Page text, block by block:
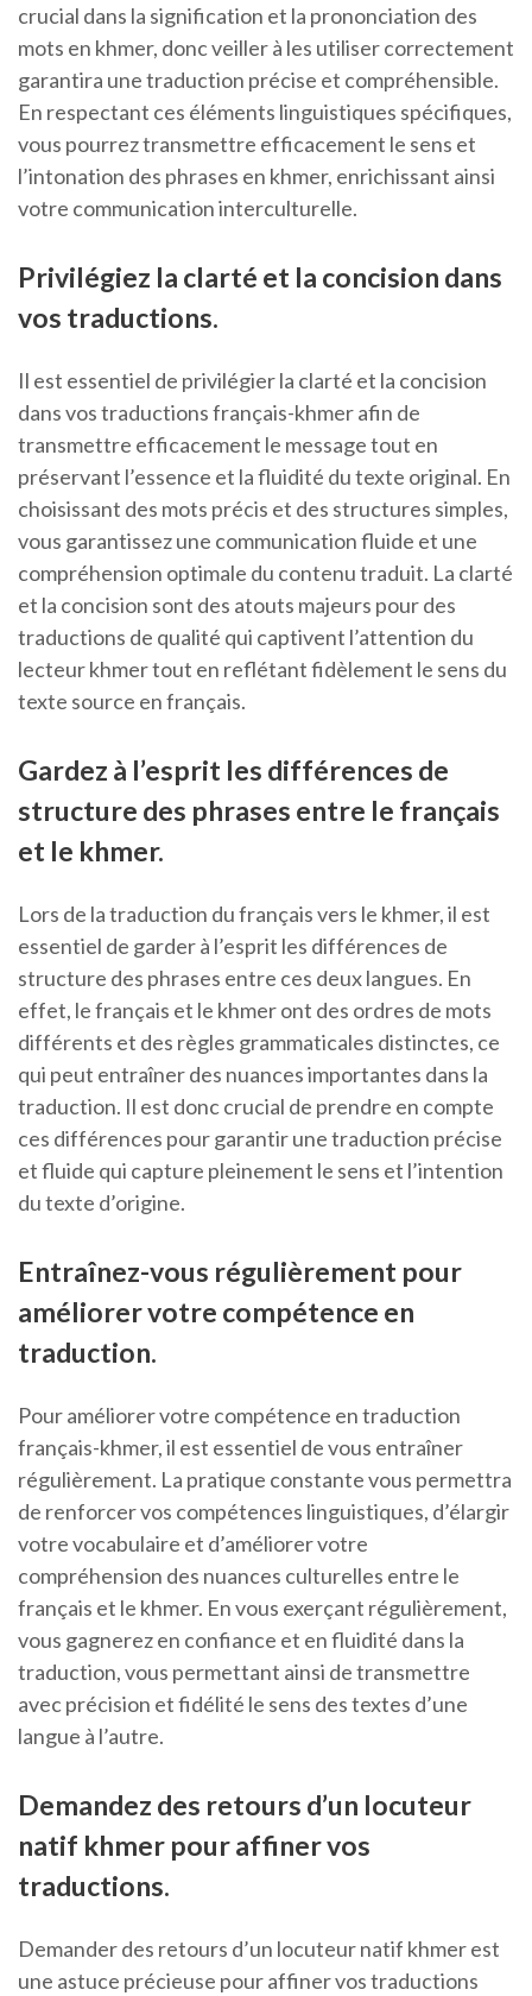
crucial dans la signification et la prononciation des
mots en khmer, donc veiller à les utiliser correctement
garantira une traduction précise et compréhensible.
En respectant ces éléments linguistiques spécifiques,
vous pourrez transmettre efficacement le sens et
l’intonation des phrases en khmer, enrichissant ainsi
votre communication interculturelle.
Privilégiez la clarté et la concision dans
vos traductions.
Il est essentiel de privilégier la clarté et la concision
dans vos traductions français-khmer afin de
transmettre efficacement le message tout en
préservant l’essence et la fluidité du texte original. En
choisissant des mots précis et des structures simples,
vous garantissez une communication fluide et une
compréhension optimale du contenu traduit. La clarté
et la concision sont des atouts majeurs pour des
traductions de qualité qui captivent l’attention du
lecteur khmer tout en reflétant fidèlement le sens du
texte source en français.
Gardez à l’esprit les différences de
structure des phrases entre le français
et le khmer.
Lors de la traduction du français vers le khmer, il est
essentiel de garder à l’esprit les différences de
structure des phrases entre ces deux langues. En
effet, le français et le khmer ont des ordres de mots
différents et des règles grammaticales distinctes, ce
qui peut entraîner des nuances importantes dans la
traduction. Il est donc crucial de prendre en compte
ces différences pour garantir une traduction précise
et fluide qui capture pleinement le sens et l’intention
du texte d’origine.
Entraînez-vous régulièrement pour
améliorer votre compétence en
traduction.
Pour améliorer votre compétence en traduction
français-khmer, il est essentiel de vous entraîner
régulièrement. La pratique constante vous permettra
de renforcer vos compétences linguistiques, d’élargir
votre vocabulaire et d’améliorer votre
compréhension des nuances culturelles entre le
français et le khmer. En vous exerçant régulièrement,
vous gagnerez en confiance et en fluidité dans la
traduction, vous permettant ainsi de transmettre
avec précision et fidélité le sens des textes d’une
langue à l’autre.
Demandez des retours d’un locuteur
natif khmer pour affiner vos
traductions.
Demander des retours d’un locuteur natif khmer est
une astuce précieuse pour affiner vos traductions